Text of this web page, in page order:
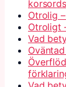
Otrolig
Otroligt
Vad